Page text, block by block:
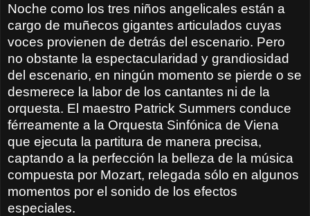
Noche como los tres niños angelicales están a
cargo de muñecos gigantes articulados cuyas
voces provienen de detrás del escenario. Pero
no obstante la espectacularidad y grandiosidad
del escenario, en ningún momento se pierde o se
desmerece la labor de los cantantes ni de la
orquesta. El maestro Patrick Summers conduce
férreamente a la Orquesta Sinfónica de Viena
que ejecuta la partitura de manera precisa,
captando a la perfección la belleza de la música
compuesta por Mozart, relegada sólo en algunos
momentos por el sonido de los efectos
especiales.